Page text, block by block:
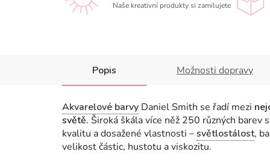
Naše kreativní produkty si zamilujete
Popis Možnosti dopravy
Akvarelové barvy Daniel Smith se řadí mezi
světě. Široká škála více něž 250 různých barev
kvalitu a dosažené vlastnosti –světlostálost,
velikost částic, hustotu a viskozitu.